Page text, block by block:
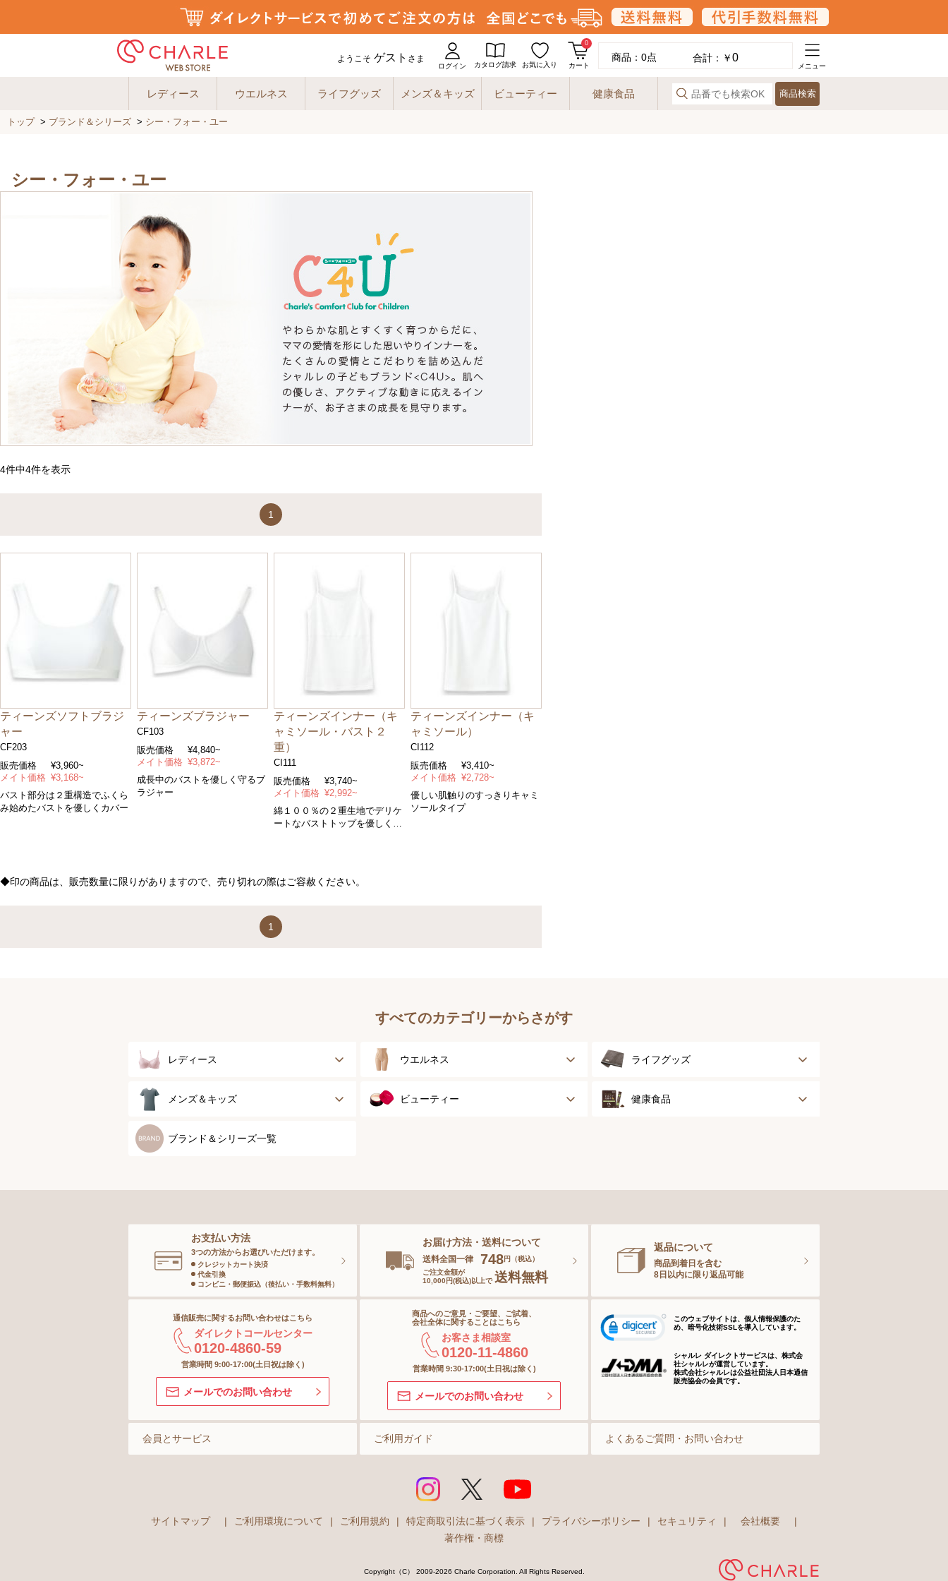
ようこそ ゲスト さま
ログイン カタログ請求 お気に入り
0
カート
商品： 0点 合計：￥0
メニュー
レディース ウエルネス ライフグッズ メンズ＆キッズ ビューティー 健康食品 商品検索
トップ> ブランド＆シリーズ > シー・フォー・ユー
シー・フォー・ユー
4件中4件を表示
1
ティーンズソフトブラジ
ャー
CF203
販売価格
¥3,960~
メイト価格 ¥3,168~
バスト部分は２重構造でふくら
み始めたバストを優しくカバー
ティーンズブラジャー
CF103
販売価格
¥4,840~
メイト価格 ¥3,872~
成長中のバストを優しく守るブ
ラジャー
ティーンズインナー（キ
ャミソール・バスト２
重）
CI111
販売価格
¥3,740~
メイト価格 ¥2,992~
綿１００％の２重生地でデリケ
ートなバストトップを優しく包
ティーンズインナー（キ
ャミソール）
CI112
販売価格
¥3,410~
メイト価格 ¥2,728~
優しい肌触りのすっきりキャミ
ソールタイプ
◆印の商品は、販売数量に限りがありますので、売り切れの際はご容赦ください。
1
すべてのカテゴリーからさがす
レディース
ブラジャー
ブラジャーパッド
ランジェリー
インナー
ボトム
ショーツ
ストッキング＆タイツ
ソックス
ウエルネス
健康サポート
ライフグッズ
アウター
メンズ＆キッズ
メンズトップ
キッズ＆ベビー
ビューティー
ボディーケア
ヘアケア
オーラルケア
スキンケアグッズ
健康食品
ブランド＆シリーズ一覧
お支払い方法
3つの方法からお選びいただけます。
クレジットカート決済
代金引換
コンビニ・郵便振込（後払い・手数料無料）
お届け方法・送料について
送料全国一律 748円（税込）
ご注文金額が
10,000円(税込)以上で 送料無料
返品について
商品到着日を含む
8日以内に限り返品可能
通信販売に関するお問い合わせはこちら
ダイレクトコールセンター
0120-4860-59
営業時間 9:00-17:00(土日祝は除く)
メールでのお問い合わせ
商品へのご意見・ご要望、ご試着、
会社全体に関することはこちら
お客さま相談室
0120-11-4860
営業時間 9:30-17:00(土日祝は除く)
メールでのお問い合わせ
会員とサービス ご利用ガイド よくあるご質問・お問い合わせ
このウェブサイトは、個人情報保護のた
め、暗号化技術SSLを導入しています。
シャルレ ダイレクトサービスは、株式会
社シャルレが運営しています。
株式会社シャルレは公益社団法人日本通信
販売協会の会員です。
サイトマップ | ご利用環境について | ご利用規約 | 特定商取引法に基づく表示 | プライバシーポリシー | セキュリティ | 会社概要
|
著作権・商標
Copyright（C） 2009-2026 Charle Corporation. All Rights Reserved.